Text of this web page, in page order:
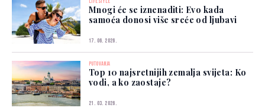
Mnogi će se iznenaditi: Evo kada
samoća donosi više sreće od ljubavi
17. 06. 2026.
PUTOVANJA
Top 10 najsretnijih zemalja svijeta: Ko
vodi, a ko zaostaje?
21. 03. 2026.